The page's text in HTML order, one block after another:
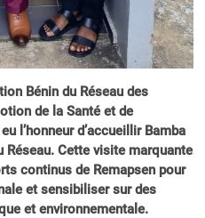
Bénin du Réseau des
de la Santé et de
l’honneur d’accueillir Bamba
Cette visite marquante
continus de Remapsen pour
et sensibiliser sur des
et environnementale.